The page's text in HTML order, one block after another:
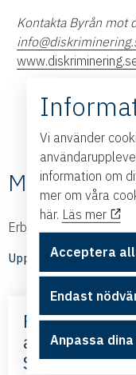
Kontakta Byrån mot
Erbjudanden och
Upptäck
Sweden
Vi använder
information om
mer om våra
här. Läs mer
Acceptera
Endast
Anpassa